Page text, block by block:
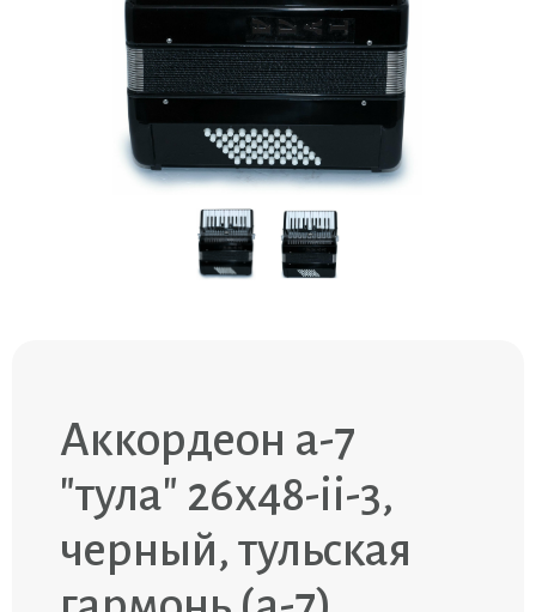
Аккордеон a-7
"тула" 26х48-ii-3,
черный, тульская